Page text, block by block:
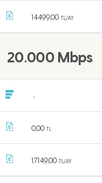
14499,00 TL/AY
20.000 Mbps
-
0,00 TL
17149,00 TL/AY